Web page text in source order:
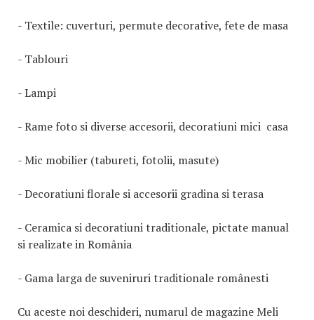
- Textile: cuverturi, permute decorative, fete de masa
- Tablouri
- Lampi
- Rame foto si diverse accesorii, decoratiuni mici casa
- Mic mobilier (tabureti, fotolii, masute)
- Decoratiuni florale si accesorii gradina si terasa
- Ceramica si decoratiuni traditionale, pictate manual
si realizate in România
- Gama larga de suveniruri traditionale românesti
Cu aceste noi deschideri, numarul de magazine Meli